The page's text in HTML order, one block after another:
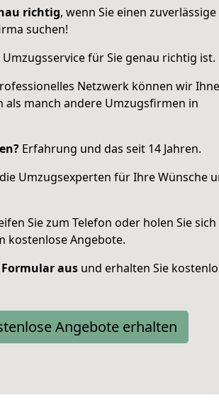
richtig, wenn Sie einen
suchen!
für Sie genau richtig ist.
Netzwerk können wir
als manch andere Umzugsfirmen in
Erfahrung und das seit 14 Jahren.
Umzugsexperten für Ihre Wünsche
Sie zum Telefon oder holen Sie
kostenlose Angebote.
aus und erhalten Sie
Angebote erhalten